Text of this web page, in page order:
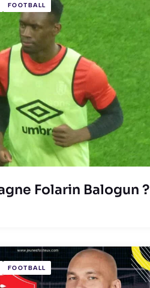
FOOTBALL
Folarin Balogun ?
FOOTBALL